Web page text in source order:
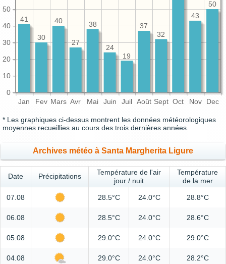
Jan Fev Mars Avr Mai Juin Juil Août Sept Oct Nov Dec
0
10
20
30
40
50
50
43
32
37
19
24
38
27
40
30
41
* Les graphiques ci-dessus montrent les données météorologiques
moyennes recueillies au cours des trois dernières années.
Archives météo à Santa Margherita Ligure
Date Précipitations
Température de l'air
jour / nuit
Température
de la mer
07.08 28.5°C 24.0°C 28.8°C
06.08 28.5°C 24.0°C 28.6°C
05.08 29.0°C 24.0°C 29.0°C
04.08 29.0°C 24.0°C 28.2°C